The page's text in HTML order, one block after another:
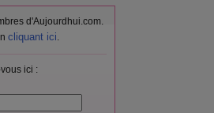
d'Aujourdhui.com.
cliquant ici.
ici :